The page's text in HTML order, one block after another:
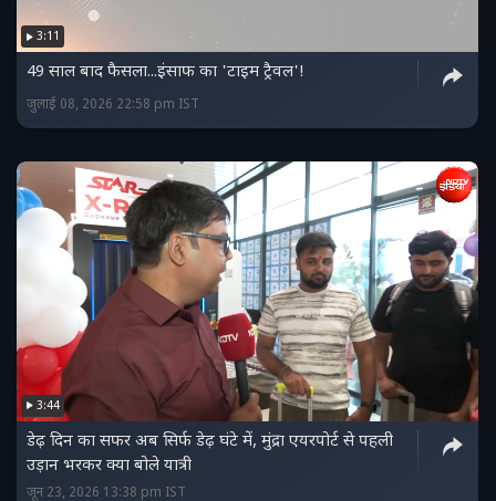
3:11
49 साल बाद फैसला...इंसाफ का 'टाइम ट्रैवल'!
जुलाई 08, 2026 22:58 pm IST
3:44
डेढ़ दिन का सफर अब सिर्फ डेढ़ घंटे में, मुंद्रा एयरपोर्ट से पहली
उड़ान भरकर क्या बोले यात्री
जून 23, 2026 13:38 pm IST